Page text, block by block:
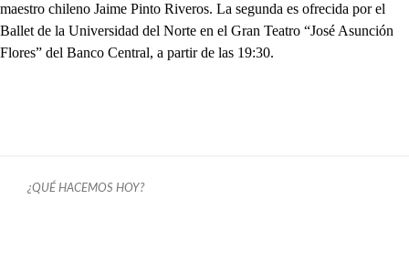
maestro chileno Jaime Pinto Riveros. La segunda es ofrecida por el
Ballet de la Universidad del Norte en el Gran Teatro “José Asunción
Flores” del Banco Central, a partir de las 19:30.
¿QUÉ HACEMOS HOY?